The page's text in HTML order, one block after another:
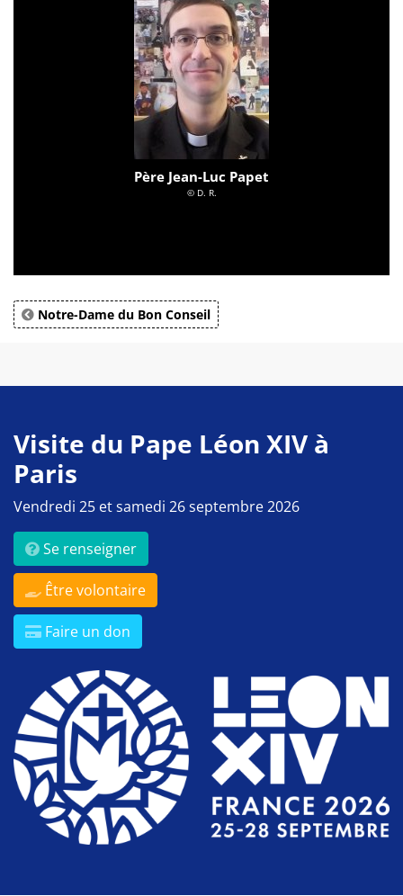
Père Jean-Luc Papet
© D. R.
Notre-Dame du Bon Conseil
Visite du Pape Léon XIV à
Paris
Vendredi 25 et samedi 26 septembre 2026
Se renseigner
Être volontaire
Faire un don